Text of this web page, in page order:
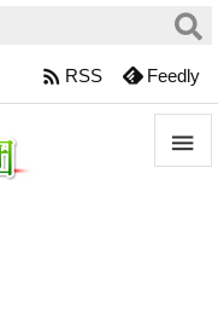

 RSS Feedly